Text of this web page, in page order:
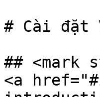
# Cài đặt
## <mark
<a